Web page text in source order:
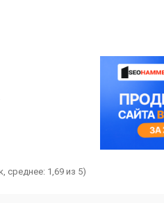
среднее: 1,69 из 5)